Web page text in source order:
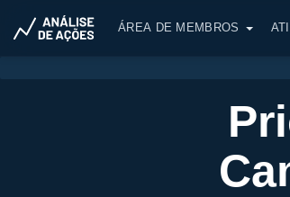
ÁREA DE MEMBROS